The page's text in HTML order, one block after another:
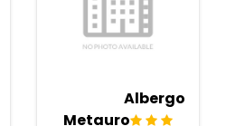
Albergo
Metauro